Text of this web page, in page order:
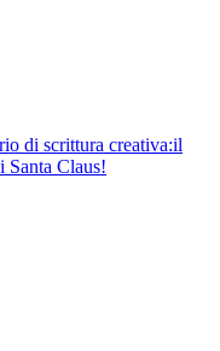
di scrittura creativa:il
Santa Claus!